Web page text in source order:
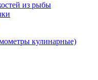
из рыбы
кулинарные)